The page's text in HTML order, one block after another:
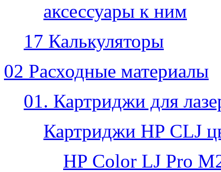
аксессуары к ним
17 Калькуляторы
02 Расходные материалы
01. Картриджи для
Картриджи HP CLJ
HP Color LJ Pro